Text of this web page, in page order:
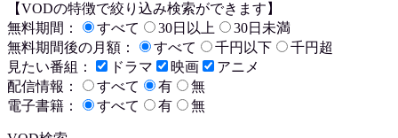
【VODの特徴で絞り込み検索ができます】
無料期間：
すべて 30日以上
30日未満
無料期間後の月額：
すべて 千円以下
千円超
見たい番組：
ドラマ 映画
アニメ
配信情報：
すべて 有
無
電子書籍：
すべて 有 無